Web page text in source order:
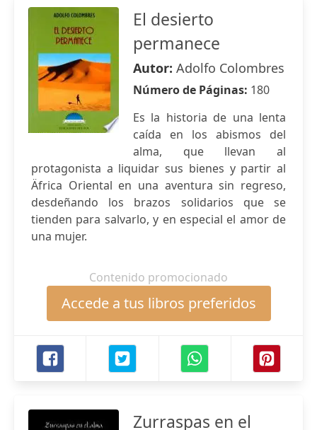
El desierto
permanece
Autor: Adolfo Colombres
Número de Páginas: 180
Es la historia de una lenta
caída en los abismos del
alma, que llevan al
protagonista a liquidar sus bienes y partir al
Äfrica Oriental en una aventura sin regreso,
desdeñando los brazos solidarios que se
tienden para salvarlo, y en especial el amor de
una mujer.
Contenido promocionado
Accede a tus libros preferidos
Zurraspas en el